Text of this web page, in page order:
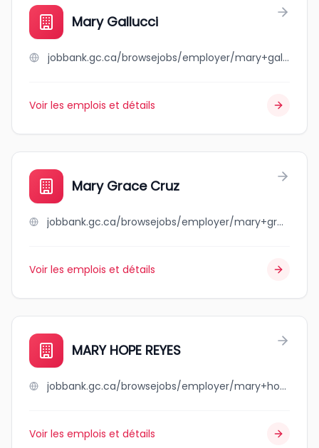
Mary Gallucci
jobbank.gc.ca/browsejobs/employer/mary+gallucci/ca
Voir les emplois et détails
Mary Grace Cruz
jobbank.gc.ca/browsejobs/employer/mary+grace+cruz/ca
Voir les emplois et détails
MARY HOPE REYES
jobbank.gc.ca/browsejobs/employer/mary+hope+reyes/ca
Voir les emplois et détails